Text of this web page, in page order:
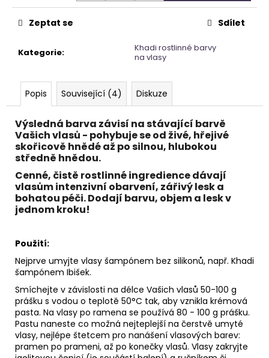
Kategorie:
Khadi rostlinné barvy
na vlasy
Zeptat se Sdílet
Popis Související (4) Diskuze
Výsledná barva závisí na stávající barvě
Vašich vlasů - pohybuje se od živé, hřejivé
skořicově hnědé až po silnou, hlubokou
středně hnědou.
Cenné, čistě rostlinné ingredience dávají
vlasům intenzivní obarvení, zářivý lesk a
bohatou péči. Dodají barvu, objem a lesk v
jednom kroku!
Použití:
Nejprve umyjte vlasy šampónem bez silikonů, např. Khadi
šampónem Ibišek.
Smíchejte v závislosti na délce Vašich vlasů 50-100 g
prášku s vodou o teplotě 50°C tak, aby vznikla krémová
pasta. Na vlasy po ramena se používá 80 - 100 g prášku.
Pastu naneste co možná nejteplejší na čerstvě umyté
vlasy, nejlépe štetcem pro nanášení vlasových barev:
pramen po prameni, až po konečky vlasů. Vlasy zakryjte
m
APATIT
695
Kč